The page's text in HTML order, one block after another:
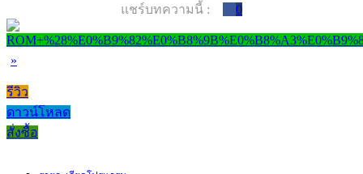
แชร์บทความนี้ : 0
»
รีวิว
ดาวน์โหลด
สั่งซื้อ